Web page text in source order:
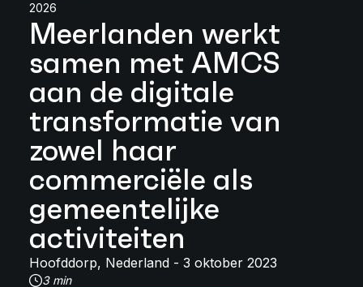
2026
Meerlanden werkt
samen met AMCS
aan de digitale
transformatie van
zowel haar
commerciële als
gemeentelijke
activiteiten
Hoofddorp, Nederland - 3 oktober 2023
3 min